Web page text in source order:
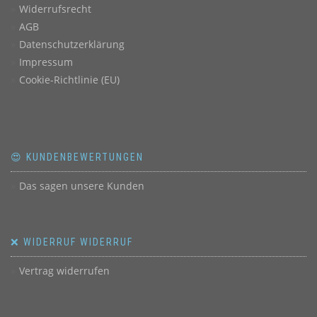
Widerrufsrecht
AGB
Datenschutzerklärung
Impressum
Cookie-Richtlinie (EU)
😍 KUNDENBEWERTUNGEN
Das sagen unsere Kunden
❌ WIDERRUF WIDERRUF
Vertrag widerrufen